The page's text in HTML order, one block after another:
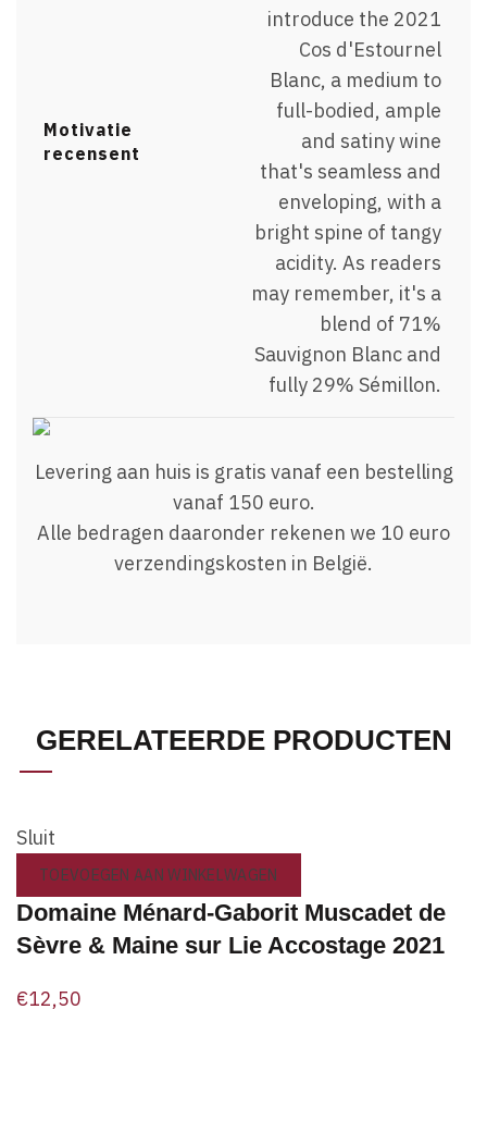
Motivatie
recensent
introduce the 2021
Cos d'Estournel
Blanc, a medium to
full-bodied, ample
and satiny wine
that's seamless and
enveloping, with a
bright spine of tangy
acidity. As readers
may remember, it's a
blend of 71%
Sauvignon Blanc and
fully 29% Sémillon.
Levering aan huis is gratis vanaf een bestelling
vanaf 150 euro.
Alle bedragen daaronder rekenen we 10 euro
verzendingskosten in België.
GERELATEERDE PRODUCTEN
Sluit
TOEVOEGEN AAN WINKELWAGEN
Domaine Ménard-Gaborit Muscadet de
Sèvre & Maine sur Lie Accostage 2021
€12,50